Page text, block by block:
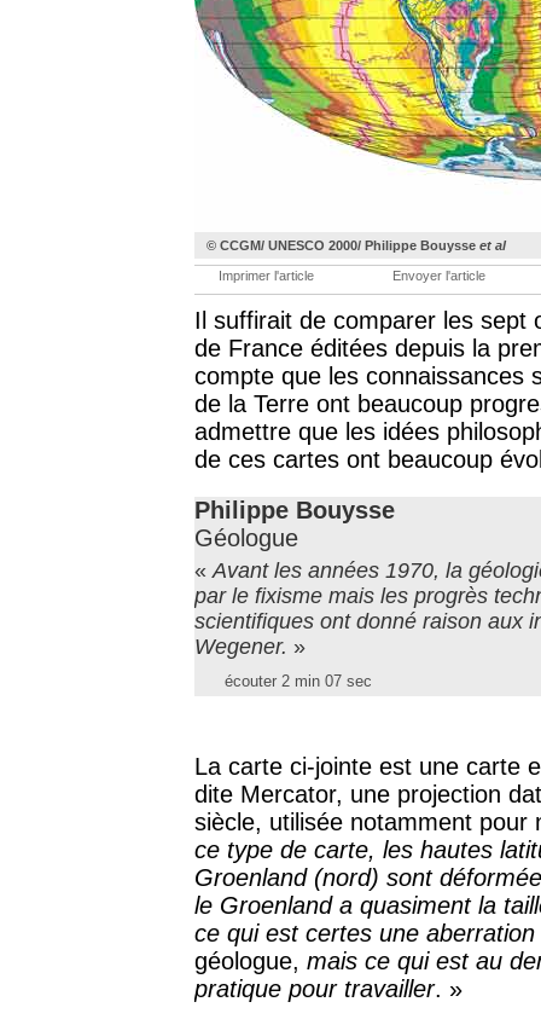
© CCGM/ UNESCO 2000/ Philippe Bouysse et al
Imprimer l'article Envoyer l'article
Il suffirait de comparer les sept
de France éditées depuis la
compte que les connaissances
de la Terre ont beaucoup
admettre que les idées
de ces cartes ont beaucoup
Philippe Bouysse
Géologue
«Avant les années 1970, la
par le fixisme mais les progrès
scientifiques ont donné raison aux
Wegener. »
écouter 2 min 07 sec
La carte ci-jointe est une carte
dite Mercator, une projection
siècle, utilisée notamment pour
ce type de carte, les hautes
Groenland (nord) sont
le Groenland a quasiment la
ce qui est certes une aberration
géologue, mais ce qui est au
pratique pour travailler. »